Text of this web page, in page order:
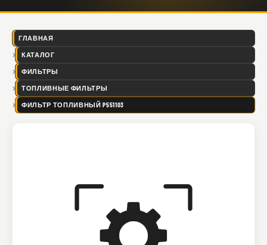
ГЛАВНАЯ
КАТАЛОГ
ФИЛЬТРЫ
ТОПЛИВНЫЕ ФИЛЬТРЫ
ФИЛЬТР ТОПЛИВНЫЙ P551103